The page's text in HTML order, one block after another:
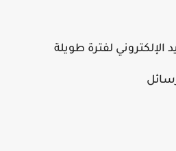
الإلكتروني لفترة طويلة